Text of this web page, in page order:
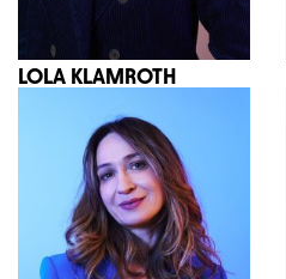
LOLA KLAMROTH